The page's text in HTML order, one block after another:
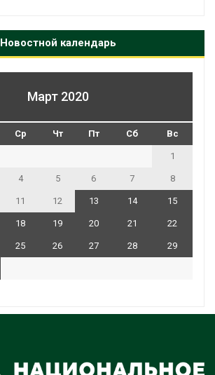
Новостной календарь
Март 2020
Ср Чт Пт Сб Вс
1
4 5 6 7 8
11 12 13 14 15
18 19 20 21 22
25 26 27 28 29